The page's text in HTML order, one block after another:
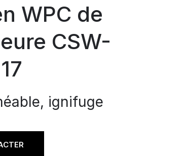
WPC de
CSW-
ignifuge